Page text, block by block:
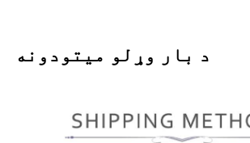
د بار وړلو میتودونه